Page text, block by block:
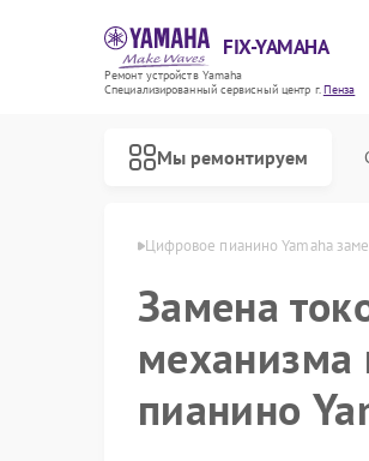
FIX-YAMAHA
Ремонт устройств Yamaha
Специализированный cервисный центр г.Пенза
Мы ремонтируем
Цифровое пианино Yamaha
Замена
пианино